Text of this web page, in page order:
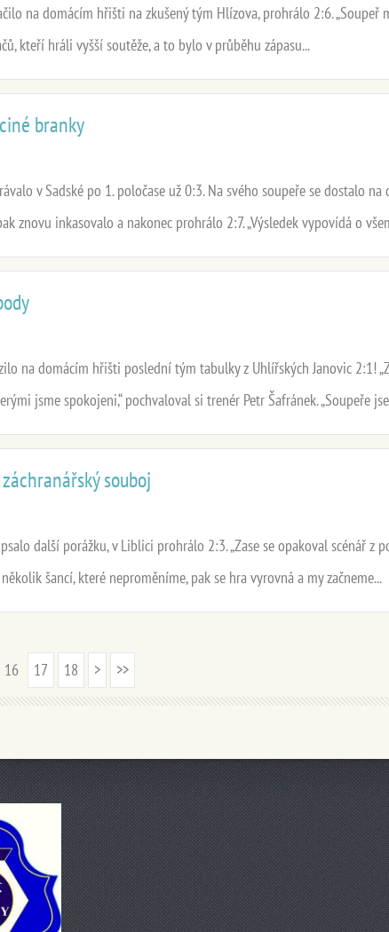
na domácím hřišti na zkušený tým Hlízova, prohrálo 2:6.
kteří hráli vyšší soutěže, a to bylo v průběhu zápasu...
branky
v Sadské po 1. poločase už 0:3. Na svého soupeře se dostalo
znovu inkasovalo a nakonec prohrálo 2:7. „Výsledek vypovídá o
na domácím hřišti poslední tým tabulky z Uhlířských Janovic 2:1!
jsme spokojeni,“ pochvaloval si trenér Petr Šafránek. „Soupeře
souboj
další porážku, v Liblici prohrálo 2:3. „Zase se opakoval scénář z
šancí, které neproměníme, pak se hra vyrovná a my začneme...
16 17 18 > >>